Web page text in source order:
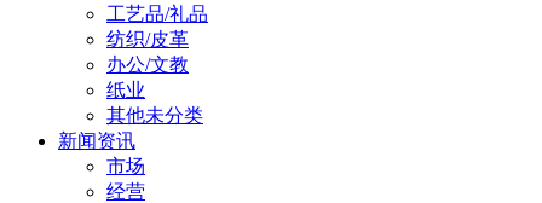
工艺品/礼品
纺织/皮革
办公/文教
纸业
其他未分类
新闻资讯
市场
经营